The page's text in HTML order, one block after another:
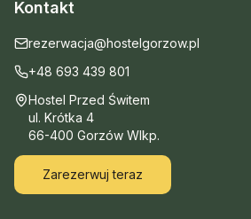
Kontakt
rezerwacja@hostelgorzow.pl
+48 693 439 801
Hostel Przed Świtem
ul. Krótka 4
66-400 Gorzów Wlkp.
Zarezerwuj teraz